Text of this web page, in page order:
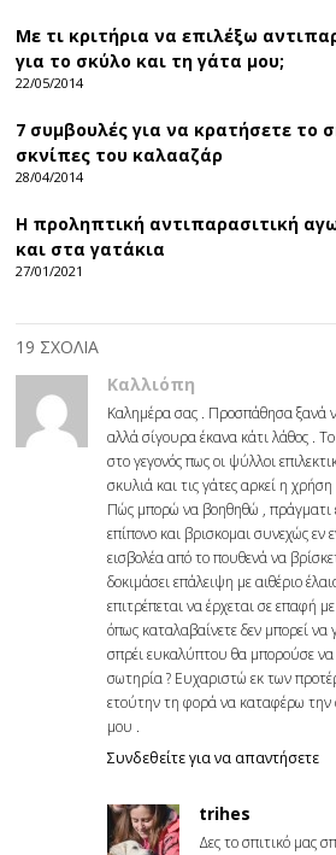
Με τι κριτήρια να επιλέξω
για το σκύλο και τη γάτα μου;
22/05/2014
7 συμβουλές για να κρατήσετε το
σκνίπες του καλααζάρ
28/04/2014
Η προληπτική αντιπαρασιτική
και στα γατάκια
27/01/2021
19 ΣΧΟΛΙΑ
Καλλιόπη
Καλημέρα σας . Προσπάθησα ξανά
αλλά σίγουρα έκανα κάτι λάθος .
στο γεγονός πως οι ψύλλοι
σκυλιά και τις γάτες αρκεί η
Πώς μπορώ να βοηθηθώ , πράγματι
επίπονο και βρισκομαι συνεχώς εν
εισβολέα από το πουθενά να
δοκιμάσει επάλειψη με αιθέριο
επιτρέπεται να έρχεται σε επαφή
όπως καταλαβαίνετε δεν μπορεί να
σπρέι ευκαλύπτου θα μπορούσε να
σωτηρία ? Ευχαριστώ εκ των
ετούτην τη φορά να καταφέρω
μου .
Συνδεθείτε για να απαντήσετε
trihes
Δες το σπιτικό μας